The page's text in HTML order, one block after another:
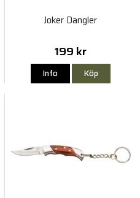
Joker Dangler
199 kr
Info Köp